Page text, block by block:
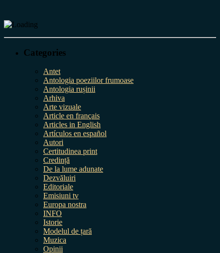
Categories
Antet
Antologia poeziilor frumoase
Antologia rușinii
Arhiva
Arte vizuale
Article en français
Articles in English
Artículos en español
Autori
Certitudinea print
Credință
De la lume adunate
Dezvăluiri
Editoriale
Emisiuni tv
Europa nostra
INFO
Istorie
Modelul de țară
Muzica
Opinii